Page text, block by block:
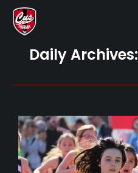
Daily Archives: